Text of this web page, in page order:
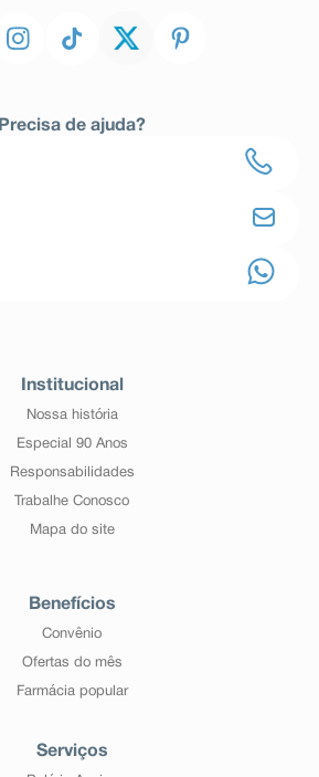
Precisa de ajuda?
Institucional
Nossa história
Especial 90 Anos
Responsabilidades
Trabalhe Conosco
Mapa do site
Benefícios
Convênio
Ofertas do mês
Farmácia popular
Serviços